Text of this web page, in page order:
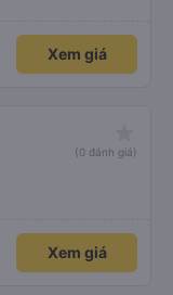
Xem giá
(0 đánh giá)
Xem giá